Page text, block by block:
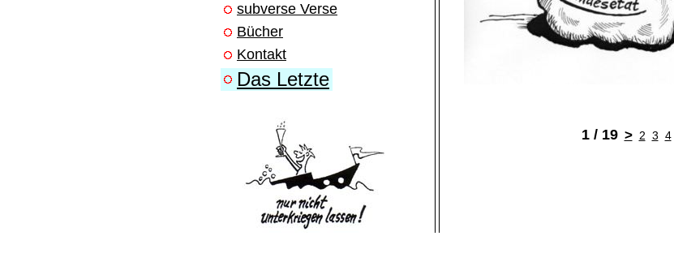
subverse Verse
Bücher
Kontakt
Das Letzte
1 / 19 > 2 3 4